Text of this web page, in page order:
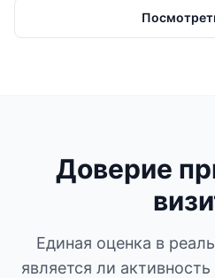
Доверие
Единая оценка в
является ли